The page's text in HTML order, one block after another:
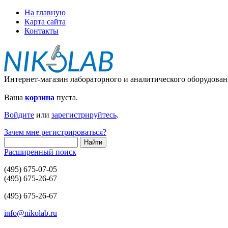
На главную
Карта сайта
Контакты
Интернет-магазин лабораторного и аналитического
Ваша корзина пуста.
Войдите или зарегистрируйтесь.
Зачем мне регистрироваться?
Расширенный поиск
(495) 675-07-05
(495) 675-26-67
(495) 675-26-67
info@nikolab.ru